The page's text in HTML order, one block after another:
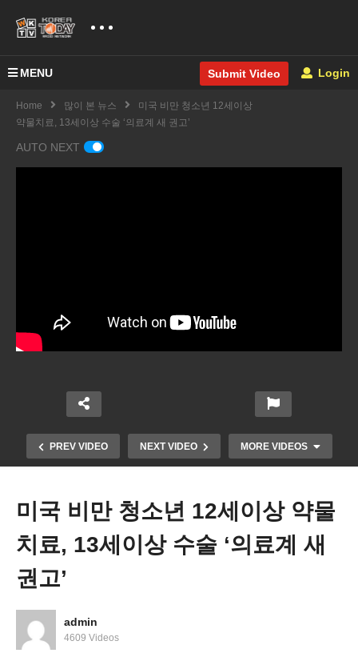
MENU Submit Video Login
Home 많이 본 뉴스
미국 비만 청소년 12세이상
약물치료, 13세이상 수술 ‘의료계 새 권고’
AUTO NEXT
PREV VIDEO NEXT VIDEO MORE VIDEOS
미국 화이트 칼러 내쫓기 vs 블루 칼러 붙잡기 ‘역대
불경기때와 상반’
미국 비만 청소년 12세이상 약물
치료, 13세이상 수술 ‘의료계 새
권고’
admin
4609 Videos